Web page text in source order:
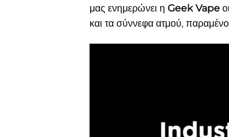
μας ενημερώνει η Geek Vape
και τα σύννεφα ατμού,